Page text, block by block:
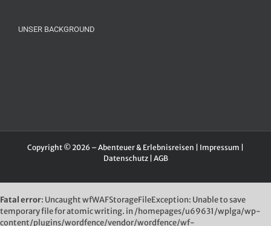
UNSER BACKGROUND
Copyright © 2026 – Abenteuer & Erlebnisreisen | Impressum
Datenschutz| AGB
Fatal error: Uncaught wfWAFStorageFileException: Unable to save
temporary file for atomic writing. in /homepages/u69631/wplga/wp-
content/plugins/wordfence/vendor/wordfence/wf-